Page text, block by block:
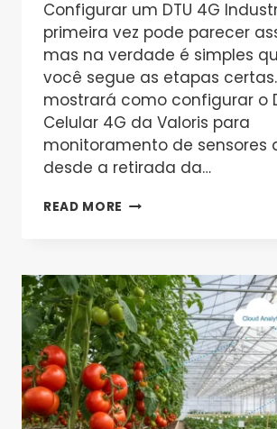
Configurar um DTU 4G
primeira vez pode parecer
mas na verdade é simples
você segue as etapas
mostrará como configurar o
Celular 4G da Valoris para
monitoramento de sensores
desde a retirada da…
READ MORE UM
PASSO:
CONFIGURANDO
SEU
DTU
4G
INDUSTRIAL
PARA
AGRICULTURA
INTELIGENTE